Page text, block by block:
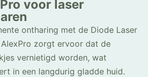
voor laser
ontharing met de Diode Laser
AlexPro zorgt ervoor dat de
vernietigd worden, wat
in een langdurig gladde huid.